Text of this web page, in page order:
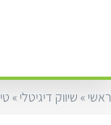
ראשי»שיווק דיגיטלי»